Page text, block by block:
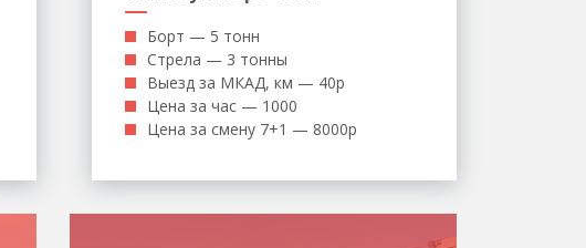
Борт — 5 тонн
Стрела — 3 тонны
Выезд за МКАД, км — 40р
Цена за час — 1000
Цена за смену 7+1 — 8000р